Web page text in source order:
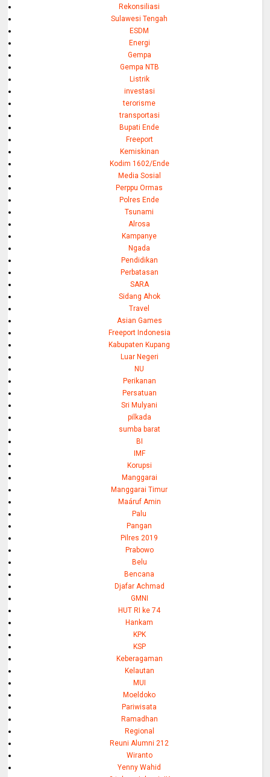
Rekonsiliasi
Sulawesi Tengah
ESDM
Energi
Gempa
Gempa NTB
Listrik
investasi
terorisme
transportasi
Bupati Ende
Freeport
Kemiskinan
Kodim 1602/Ende
Media Sosial
Perppu Ormas
Polres Ende
Tsunami
Alrosa
Kampanye
Ngada
Pendidikan
Perbatasan
SARA
Sidang Ahok
Travel
Asian Games
Freeport Indonesia
Kabupaten Kupang
Luar Negeri
NU
Perikanan
Persatuan
Sri Mulyani
pilkada
sumba barat
BI
IMF
Korupsi
Manggarai
Manggarai Timur
Maáruf Amin
Palu
Pangan
Pilres 2019
Prabowo
Belu
Bencana
Djafar Achmad
GMNI
HUT RI ke 74
Hankam
KPK
KSP
Keberagaman
Kelautan
MUI
Moeldoko
Pariwisata
Ramadhan
Regional
Reuni Alumni 212
Wiranto
Yenny Wahid